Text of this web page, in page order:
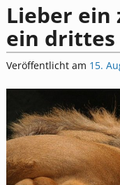
Lieber ein
ein drittes
Veröffentlicht am 15.